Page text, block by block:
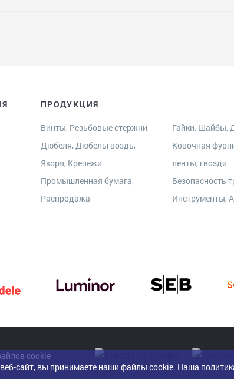
ПРОДУКЦИЯ
Винты, Резьбовые стержни
Гайки, Шайбы,
Дюбеля, Дюбельгвоздь,
Якоря, Крепежи
Ковочная
ленты, гвозди
Промышленная бумага,
Распродажа
Безопасность
Инструменты,
cookie
сайт, вы принимаете наши файлы cookie. Наша